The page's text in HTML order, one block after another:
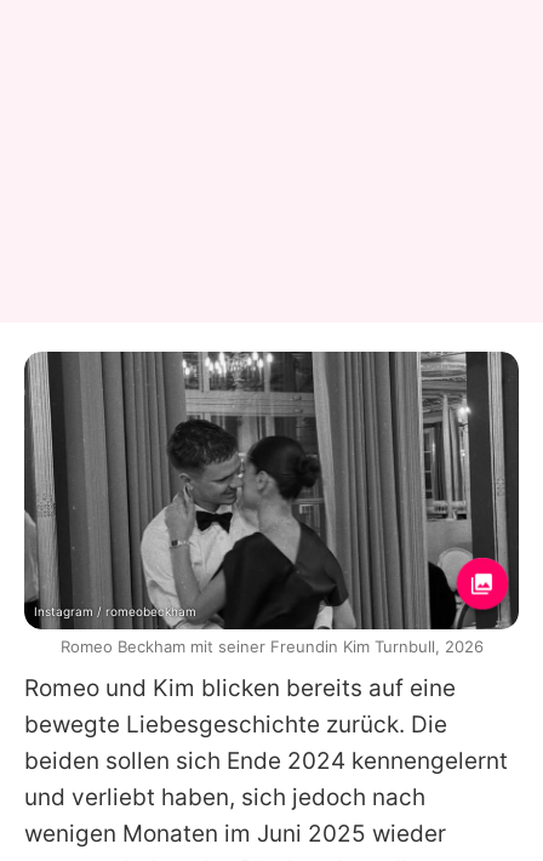
Romeo und Kim blicken bereits auf eine
bewegte Liebesgeschichte zurück. Die
beiden sollen sich Ende 2024 kennengelernt
und verliebt haben, sich jedoch nach
wenigen Monaten im Juni 2025 wieder
Instagram / romeobeckham
Romeo Beckham mit seiner Freundin Kim Turnbull, 2026